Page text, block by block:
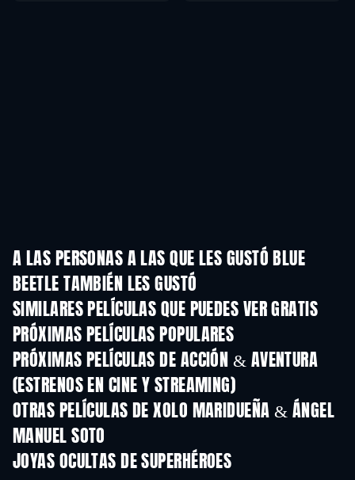
A LAS PERSONAS A LAS QUE LES GUSTÓ BLUE
BEETLE TAMBIÉN LES GUSTÓ
SIMILARES PELÍCULAS QUE PUEDES VER GRATIS
PRÓXIMAS PELÍCULAS POPULARES
PRÓXIMAS PELÍCULAS DE ACCIÓN & AVENTURA
(ESTRENOS EN CINE Y STREAMING)
OTRAS PELÍCULAS DE XOLO MARIDUEÑA & ÁNGEL
MANUEL SOTO
JOYAS OCULTAS DE SUPERHÉROES